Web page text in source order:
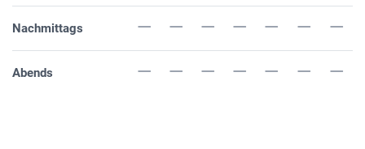
Nachmittags
Abends